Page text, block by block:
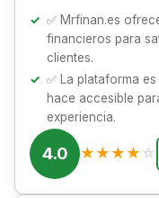
✅ Mrfinan.es
financieros para
clientes.
✅ La plataforma
hace accesible
experiencia.
4.0 ★ ★ ★ ★ ☆